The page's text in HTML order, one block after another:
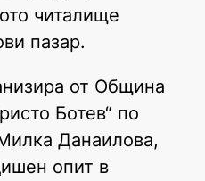
читалище
пазар.
от Община
Ботев“ по
Данаилова,
опит в